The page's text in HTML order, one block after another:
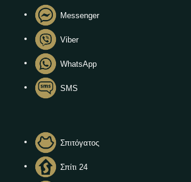
Messenger
Viber
WhatsApp
SMS
Σπιτόγατος
Σπίτι 24